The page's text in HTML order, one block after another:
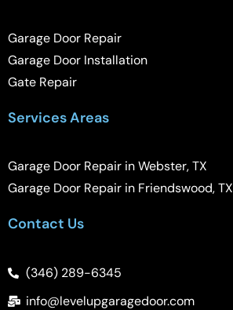
Garage Door Repair
Garage Door Installation
Gate Repair
Services Areas
Garage Door Repair in Webster, TX
Garage Door Repair in Friendswood, TX
Contact Us
(346) 289-6345
info@levelupgaragedoor.com